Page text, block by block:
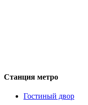
Станция метро
Гостиный двор